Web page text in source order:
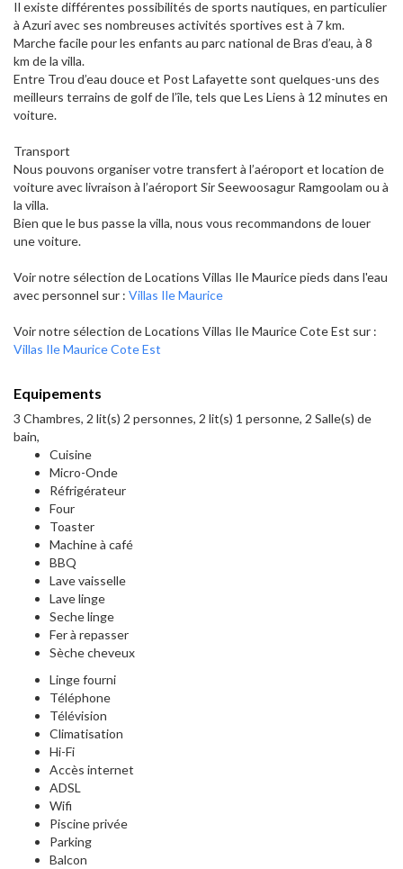
Il existe différentes possibilités de sports nautiques, en particulier
à Azuri avec ses nombreuses activités sportives est à 7 km.
Marche facile pour les enfants au parc national de Bras d’eau, à 8
km de la villa.
Entre Trou d’eau douce et Post Lafayette sont quelques-uns des
meilleurs terrains de golf de l’île, tels que Les Liens à 12 minutes en
voiture.
Transport
Nous pouvons organiser votre transfert à l’aéroport et location de
voiture avec livraison à l’aéroport Sir Seewoosagur Ramgoolam ou à
la villa.
Bien que le bus passe la villa, nous vous recommandons de louer
une voiture.
Voir notre sélection de Locations Villas Ile Maurice pieds dans l'eau
avec personnel sur : Villas Ile Maurice
Voir notre sélection de Locations Villas Ile Maurice Cote Est sur :
Villas Ile Maurice Cote Est
Equipements
3 Chambres, 2 lit(s) 2 personnes, 2 lit(s) 1 personne, 2 Salle(s) de
bain,
Cuisine
Micro-Onde
Réfrigérateur
Four
Toaster
Machine à café
BBQ
Lave vaisselle
Lave linge
Seche linge
Fer à repasser
Sèche cheveux
Linge fourni
Téléphone
Télévision
Climatisation
Hi-Fi
Accès internet
ADSL
Wifi
Piscine privée
Parking
Balcon